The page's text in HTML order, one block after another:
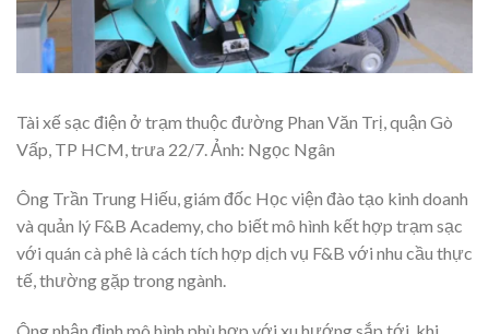
Tài xế sạc điện ở trạm thuộc đường Phan Văn Trị, quận Gò
Vấp, TP HCM, trưa 22/7. Ảnh: Ngọc Ngân
Ông Trần Trung Hiếu, giám đốc Học viện đào tạo kinh doanh
và quản lý F&B Academy, cho biết mô hình kết hợp trạm sạc
với quán cà phê là cách tích hợp dịch vụ F&B với nhu cầu thực
tế, thường gặp trong ngành.